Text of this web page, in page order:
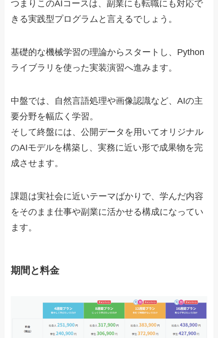
つまりこのAIコースは、副業にも転職にも対応で
きる実践型プログラムと言えるでしょう。
基礎的な機械学習の理論からスタートし、Python
ライブラリを使った実装演習へ進みます。
中盤では、自然言語処理や画像認識など、AIの主
要分野を幅広く学習。
そして終盤には、公開データを用いてオリジナル
のAIモデルを構築し、実務に近い形で成果物を完
成させます。
課題は実社会に近いテーマばかりで、学んだ内容
をそのまま仕事や副業に活かせる構成になってい
ます。
期間と料金